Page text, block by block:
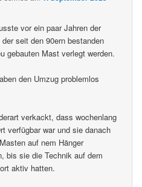
vor ein paar Jahren der
seit den 90ern bestanden
gebauten Mast verlegt werden.
den Umzug problemlos
verkackt, dass wochenlang
verfügbar war und sie danach
auf nem Hänger
bis sie die Technik auf dem
aktiv hatten.